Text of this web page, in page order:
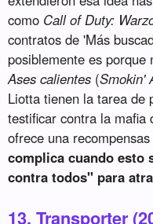
como Call of Duty:
contratos de 'Más
posiblemente es porque
Ases calientes (Smokin'
Liotta tienen la tarea de
testificar contra la mafia
ofrece una
complica cuando esto
contra todos" para
13. Transporter